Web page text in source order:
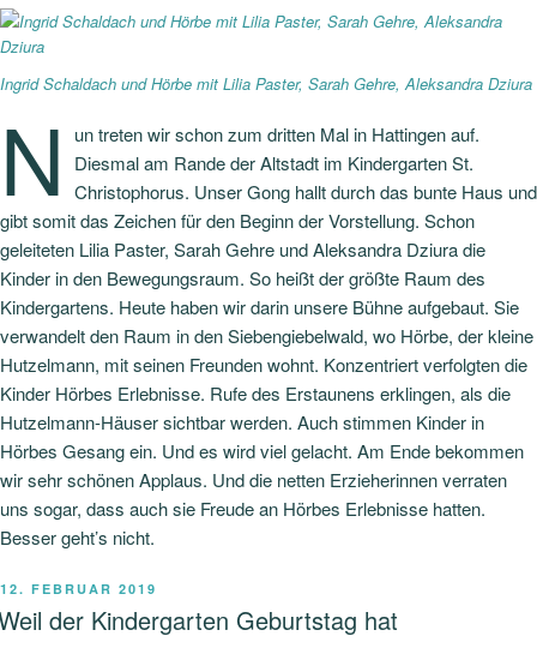
Ingrid Schaldach und Hörbe mit Lilia Paster, Sarah Gehre, Aleksandra Dziura
N
un treten wir schon zum dritten Mal in Hattingen auf.
Diesmal am Rande der Altstadt im Kindergarten St.
Christophorus. Unser Gong hallt durch das bunte Haus und
gibt somit das Zeichen für den Beginn der Vorstellung. Schon
geleiteten Lilia Paster, Sarah Gehre und Aleksandra Dziura die
Kinder in den Bewegungsraum. So heißt der größte Raum des
Kindergartens. Heute haben wir darin unsere Bühne aufgebaut. Sie
verwandelt den Raum in den Siebengiebelwald, wo Hörbe, der kleine
Hutzelmann, mit seinen Freunden wohnt. Konzentriert verfolgten die
Kinder Hörbes Erlebnisse. Rufe des Erstaunens erklingen, als die
Hutzelmann-Häuser sichtbar werden. Auch stimmen Kinder in
Hörbes Gesang ein. Und es wird viel gelacht. Am Ende bekommen
wir sehr schönen Applaus. Und die netten Erzieherinnen verraten
uns sogar, dass auch sie Freude an Hörbes Erlebnisse hatten.
Besser geht’s nicht.
VERÖFFENTLICHT
AM
12. FEBRUAR 2019
der Kindergarten Geburtstag hat